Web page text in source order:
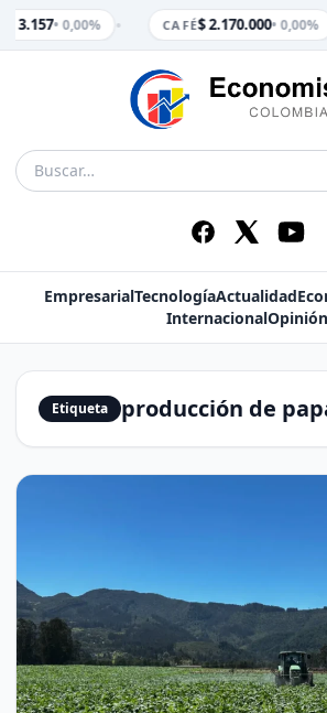
$ 3.157• 0,00% • CAFÉ$ 2.170.000• 0,00%
EmpresarialTecnologíaActualidad
InternacionalOpinión
Etiqueta producción de